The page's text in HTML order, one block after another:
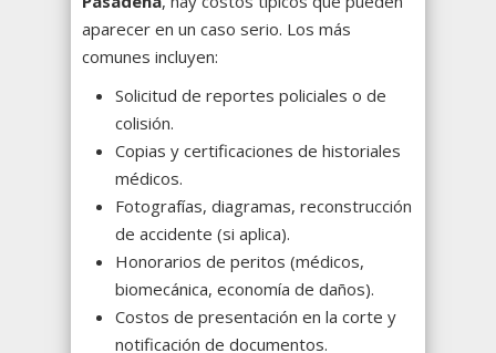
aparecer en un caso serio. Los más
comunes incluyen:
Solicitud de reportes policiales o de
colisión.
Copias y certificaciones de historiales
médicos.
Fotografías, diagramas, reconstrucción
de accidente (si aplica).
Honorarios de peritos (médicos,
biomecánica, economía de daños).
Costos de presentación en la corte y
notificación de documentos.